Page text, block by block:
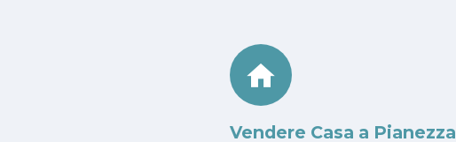
Vendere Casa a Pianezza